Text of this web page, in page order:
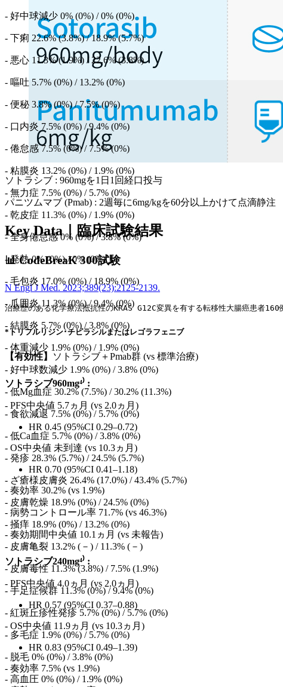
- 好中球減少 0% (0%) / 0% (0%)
- 下痢 22.6% (3.8%) / 18.9% (5.7%)
- 悪心 11.3% (1.9%) / 22.6% (3.8%)
- 嘔吐 5.7% (0%) / 13.2% (0%)
- 便秘 3.8% (0%) / 7.5% (0%)
- 口内炎 7.5% (0%) / 9.4% (0%)
- 倦怠感 7.5% (0%) / 7.5% (0%)
- 粘膜炎 13.2% (0%) / 1.9% (0%)
- 無力症 7.5% (0%) / 5.7% (0%)
- 乾皮症 11.3% (0%) / 1.9% (0%)
- 全身倦怠感 0% (0%) / 3.8% (0%)
- 発熱 0% (0%) / 0% (0%)
- 毛包炎 17.0% (0%) / 18.9% (0%)
- 爪囲炎 11.3% (0%) / 9.4% (0%)
- 結膜炎 5.7% (0%) / 3.8% (0%)
- 体重減少 1.9% (0%) / 1.9% (0%)
- 好中球数減少 1.9% (0%) / 3.8% (0%)
- 低Mg血症 30.2% (7.5%) / 30.2% (11.3%)
- 食欲減退 7.5% (0%) / 5.7% (0%)
- 低Ca血症 5.7% (0%) / 3.8% (0%)
- 発疹 28.3% (5.7%) / 24.5% (5.7%)
- ざ瘡様皮膚炎 26.4% (17.0%) / 43.4% (5.7%)
- 皮膚乾燥 18.9% (0%) / 24.5% (0%)
- 掻痒 18.9% (0%) / 13.2% (0%)
- 皮膚亀裂 13.2% (－) / 11.3% (－)
- 皮膚毒性 11.3% (3.8%) / 7.5% (1.9%)
- 手足症候群 11.3% (0%) / 9.4% (0%)
- 紅斑丘疹性発疹 5.7% (0%) / 5.7% (0%)
- 多毛症 1.9% (0%) / 5.7% (0%)
- 脱毛 0% (0%) / 3.8% (0%)
- 高血圧 0% (0%) / 1.9% (0%)
ソトラシブ : 960mgを1日1回経口投与
パニツムマブ (Pmab) : 2週毎に6mg/kgを60分以上かけて点滴静注
Key Data｜臨床試験結果
📊CodeBreaK 300試験
N Engl J Med. 2023;389(23):2125-2139.
治療歴のある化学療法抵抗性のKRAS G12C変異を有する転移性大腸癌患
*トリフルリジン･チピラシルまたはレゴラフェニブ
【有効性】 ソトラシブ＋Pmab群 (vs 標準治療)
ソトラシブ960mg⁴⁾ :
- PFS中央値 5.7ヵ月 (vs 2.0ヵ月)
HR 0.45 (95%CI 0.29–0.72)
- OS中央値 未到達 (vs 10.3ヵ月)
HR 0.70 (95%CI 0.41–1.18)
- 奏効率 30.2% (vs 1.9%)
- 病勢コントロール率 71.7% (vs 46.3%)
- 奏効期間中央値 10.1ヵ月 (vs 未報告)
ソトラシブ240mg⁴⁾ :
- PFS中央値 4.0ヵ月 (vs 2.0ヵ月)
HR 0.57 (95%CI 0.37–0.88)
- OS中央値 11.9ヵ月 (vs 10.3ヵ月)
HR 0.83 (95%CI 0.49–1.39)
- 奏効率 7.5% (vs 1.9%)